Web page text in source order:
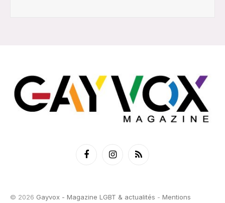
FacebookInstagramRSS
© 2026 Gayvox - Magazine LGBT & actualités - Mentions